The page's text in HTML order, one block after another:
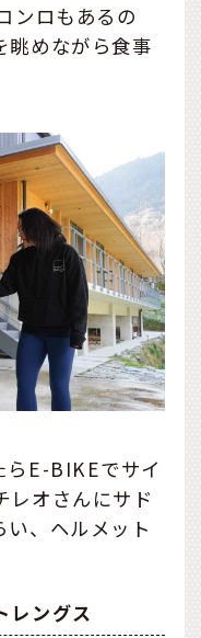
ンロもあるの
眺めながら食事
らE-BIKEでサイ
レオさんにサド
い、ヘルメット
レングス